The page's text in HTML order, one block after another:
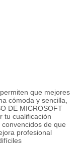
que mejores
cómoda y sencilla,
DE MICROSOFT
tu cualificación
de que
profesional